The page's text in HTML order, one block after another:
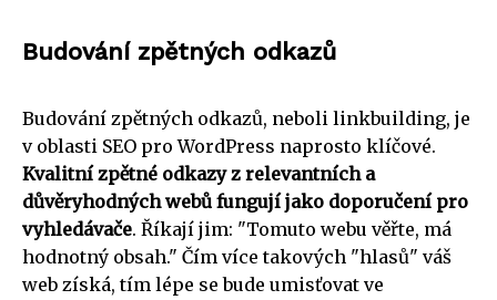
Budování zpětných odkazů
Budování zpětných odkazů, neboli linkbuilding, je
v oblasti SEO pro WordPress naprosto klíčové.
Kvalitní zpětné odkazy z relevantních a
důvěryhodných webů fungují jako doporučení pro
vyhledávače. Říkají jim: "Tomuto webu věřte, má
hodnotný obsah." Čím více takových "hlasů" váš
web získá, tím lépe se bude umisťovat ve